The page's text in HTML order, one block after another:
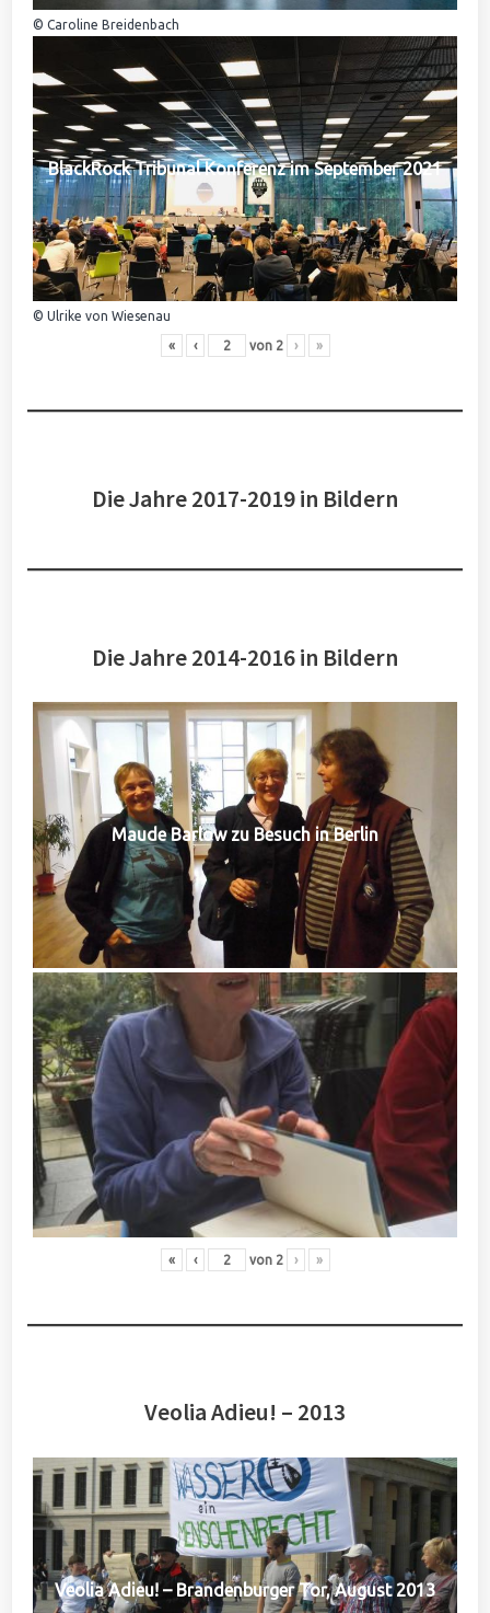
© Caroline Breidenbach
BlackRock Tribunal Konferenz im September 2021
© Ulrike von Wiesenau
« ‹ von 2 › »
Die Jahre 2017-2019 in Bildern
Die Jahre 2014-2016 in Bildern
Maude Barlow zu Besuch in Berlin
« ‹ von 2 › »
Veolia Adieu! – 2013
Veolia Adieu! – Brandenburger Tor, August 2013